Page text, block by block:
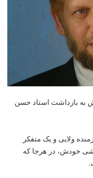
به بازداشت استاد حسن
ولایی و یک متفکر
خودش، در هرجا که